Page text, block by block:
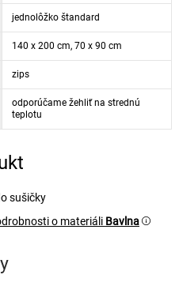
jednolôžko štandard
140 x 200 cm, 70 x 90 cm
zips
odporúčame žehliť na strednú
teplotu
sušičky
o materiáli Bavlna